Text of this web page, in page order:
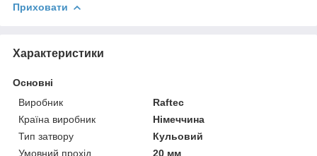
Приховати
Характеристики
Основні
Виробник
Raftec
Країна виробник
Німеччина
Тип затвору
Кульовий
Умовний прохід
20 мм